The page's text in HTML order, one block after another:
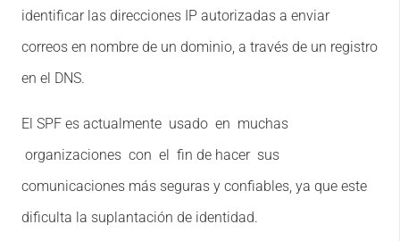
identificar las direcciones IP autorizadas a enviar
correos en nombre de un dominio, a través de un registro
en el DNS.
El SPF es actualmente usado en muchas
organizaciones con el fin de hacer sus
comunicaciones más seguras y confiables, ya que este
dificulta la suplantación de identidad.